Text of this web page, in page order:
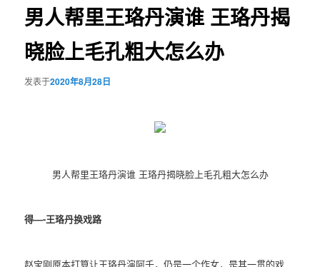
航
男人帮里王珞丹演谁 王珞丹揭
晓脸上毛孔粗大怎么办
发表于2020年8月28日
男人帮里王珞丹演谁 王珞丹揭晓脸上毛孔粗大怎么办
得—-王珞丹换戏路
赵宝刚原本打算让王珞丹演阿千，仍是一个作女，是其一贯的戏